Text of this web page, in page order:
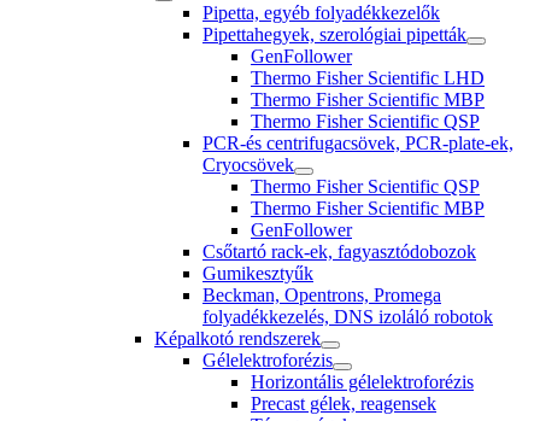
Pipetta, egyéb folyadékkezelők
Pipettahegyek, szerológiai pipetták
GenFollower
Thermo Fisher Scientific LHD
Thermo Fisher Scientific MBP
Thermo Fisher Scientific QSP
PCR-és centrifugacsövek, PCR-plate-ek,
Cryocsövek
Thermo Fisher Scientific QSP
Thermo Fisher Scientific MBP
GenFollower
Csőtartó rack-ek, fagyasztódobozok
Gumikesztyűk
Beckman, Opentrons, Promega
folyadékkezelés, DNS izoláló robotok
Képalkotó rendszerek
Gélelektroforézis
Horizontális gélelektroforézis
Precast gélek, reagensek